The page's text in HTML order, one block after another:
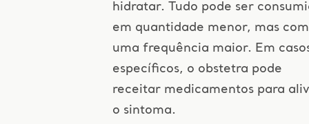
hidratar. Tudo pode ser
em quantidade menor, mas com
uma frequência maior. Em
específicos, o obstetra pode
receitar medicamentos para
o sintoma.